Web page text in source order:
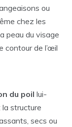
ou
chez les
peau du visage
contour de l’œil
du poil lui-
la structure
secs ou